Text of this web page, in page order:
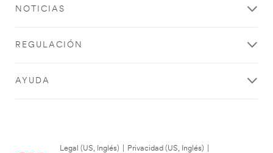
NOTICIAS
REGULACIÓN
AYUDA
Legal (US, Inglés) Privacidad (US, Inglés)